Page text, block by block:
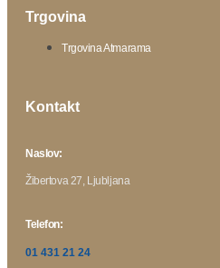
Trgovina
Trgovina Atmarama
Kontakt
Naslov:
Žibertova 27, Ljubljana
Telefon:
01 431 21 24